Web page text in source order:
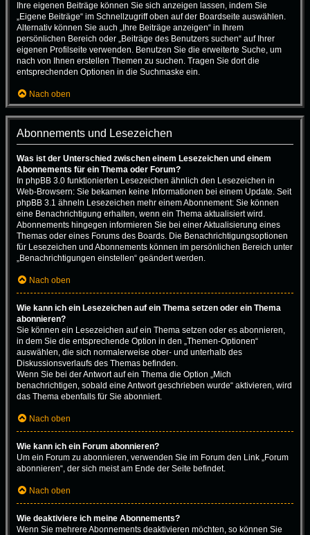
Ihre eigenen Beiträge können Sie sich anzeigen lassen, indem Sie
„Eigene Beiträge“ im Schnellzugriff oben auf der Boardseite auswählen.
Alternativ können Sie auch „Ihre Beiträge anzeigen“ in Ihrem
persönlichen Bereich oder „Beiträge des Benutzers suchen“ auf Ihrer
eigenen Profilseite verwenden. Benutzen Sie die erweiterte Suche, um
nach von Ihnen erstellen Themen zu suchen. Tragen Sie dort die
entsprechenden Optionen in die Suchmaske ein.
Nach oben
Abonnements und Lesezeichen
Was ist der Unterschied zwischen einem Lesezeichen und einem
Abonnements für ein Thema oder Forum?
In phpBB 3.0 funktionierten Lesezeichen ähnlich den Lesezeichen in
Web-Browsern: Sie bekamen keine Informationen bei einem Update. Seit
phpBB 3.1 ähneln Lesezeichen mehr einem Abonnement: Sie können
eine Benachrichtigung erhalten, wenn ein Thema aktualisiert wird.
Abonnements hingegen informieren Sie bei einer Aktualisierung eines
Themas oder eines Forums des Boards. Die Benachrichtigungsoptionen
für Lesezeichen und Abonnements können im persönlichen Bereich unter
„Benachrichtigungen einstellen“ geändert werden.
Nach oben
Wie kann ich ein Lesezeichen auf ein Thema setzen oder ein Thema
abonnieren?
Sie können ein Lesezeichen auf ein Thema setzen oder es abonnieren,
in dem Sie die entsprechende Option in den „Themen-Optionen“
auswählen, die sich normalerweise ober- und unterhalb des
Diskussionsverlaufs des Themas befinden.
Wenn Sie bei der Antwort auf ein Thema die Option „Mich
benachrichtigen, sobald eine Antwort geschrieben wurde“ aktivieren, wird
das Thema ebenfalls für Sie abonniert.
Nach oben
Wie kann ich ein Forum abonnieren?
Um ein Forum zu abonnieren, verwenden Sie im Forum den Link „Forum
abonnieren“, der sich meist am Ende der Seite befindet.
Nach oben
Wie deaktiviere ich meine Abonnements?
Wenn Sie mehrere Abonnements deaktivieren möchten, so können Sie